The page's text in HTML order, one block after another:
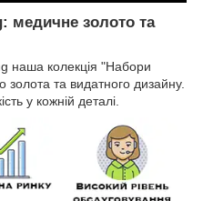
медичне золото та
наша колекція "Набори
та видатного дизайну.
у кожній деталі.